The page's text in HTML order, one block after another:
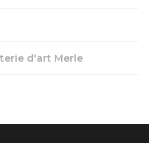
d'art Merle